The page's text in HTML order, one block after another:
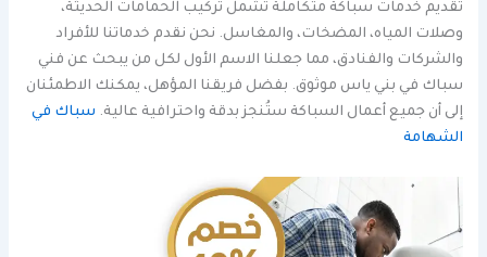
تقديم خدمات سباكة متكاملة تشمل تركيب الحمامات الحديثة،
وصلات المياه، المضخات، والمغاسل. نحن نقدم خدماتنا للأفراد
والشركات والفنادق، مما جعلنا الاسم الأول لكل من يبحث عن فني
سباك في بني ياس موثوق. بفضل فريقنا المؤهل، يمكنك الاطمئنان
إلى أن جميع أعمال السباكة ستُنجز بدقة واحترافية عالية. سباك في
الشهامة